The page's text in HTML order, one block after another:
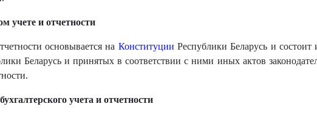
учете и отчетности
основывается на Конституции Республики Беларусь и состоит
Беларусь и принятых в соответствии с ними иных актов
учета и отчетности